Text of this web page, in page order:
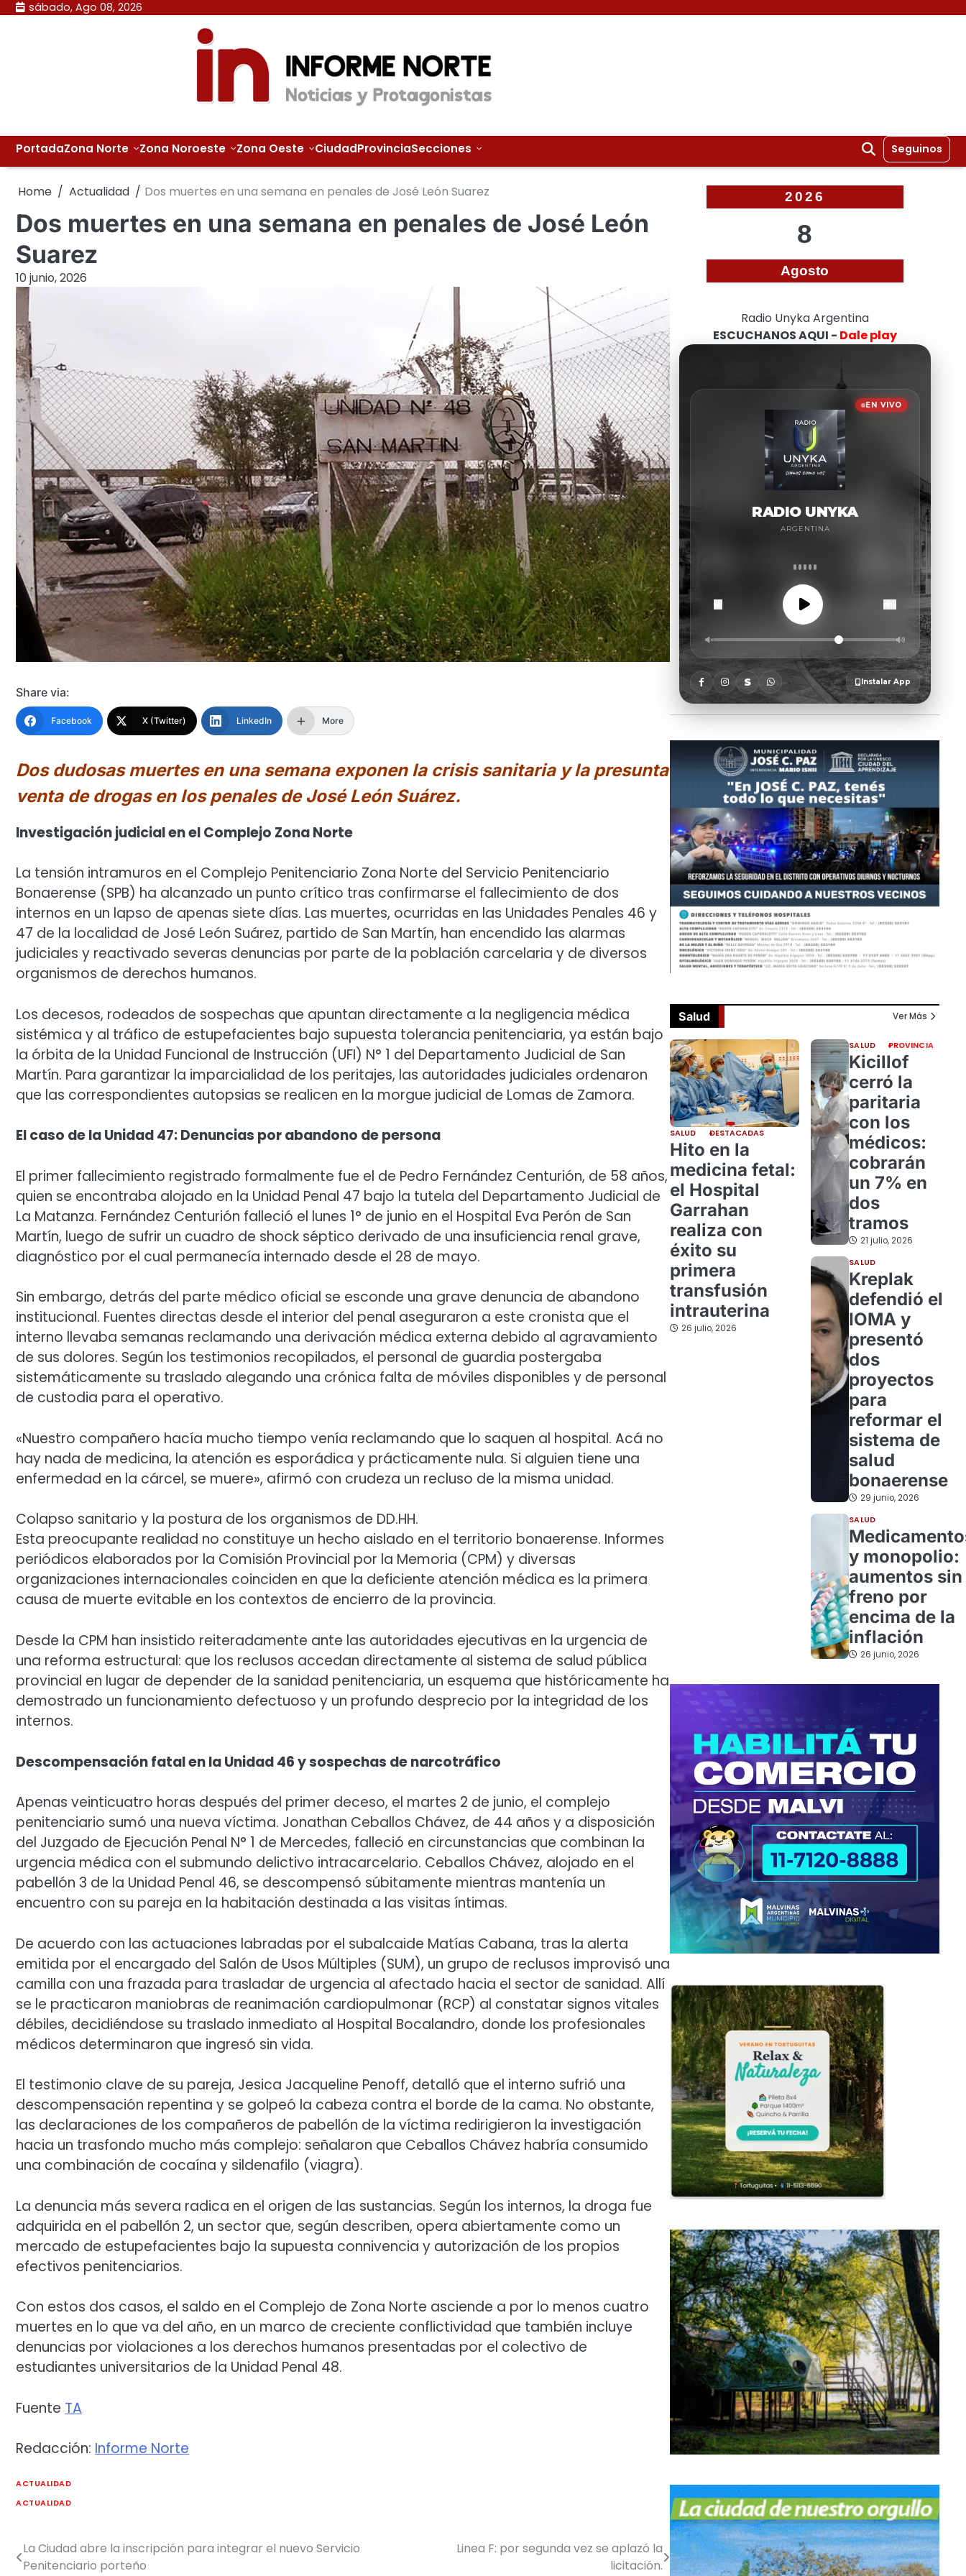
Skip sábado, Ago 08, 2026
PortadaZona Norte Zona Noroeste Zona Oeste CiudadProvinciaSecciones Seguinos
Home Actualidad Dos muertes en una semana en penales de José León Suarez
Dos muertes en una semana en penales de José León
Suarez
10 junio, 2026
Share via:
Facebook X (Twitter) LinkedIn More
Dos dudosas muertes en una semana exponen la crisis sanitaria y la presunta
venta de drogas en los penales de José León Suárez.
Investigación judicial en el Complejo Zona Norte
La tensión intramuros en el Complejo Penitenciario Zona Norte del Servicio Penitenciario
Bonaerense (SPB) ha alcanzado un punto crítico tras confirmarse el fallecimiento de dos
internos en un lapso de apenas siete días. Las muertes, ocurridas en las Unidades Penales 46 y
47 de la localidad de José León Suárez, partido de San Martín, han encendido las alarmas
judiciales y reactivado severas denuncias por parte de la población carcelaria y de diversos
organismos de derechos humanos.
Los decesos, rodeados de sospechas que apuntan directamente a la negligencia médica
sistémica y al tráfico de estupefacientes bajo supuesta tolerancia penitenciaria, ya están bajo
la órbita de la Unidad Funcional de Instrucción (UFI) N° 1 del Departamento Judicial de San
Martín. Para garantizar la imparcialidad de los peritajes, las autoridades judiciales ordenaron
que las correspondientes autopsias se realicen en la morgue judicial de Lomas de Zamora.
El caso de la Unidad 47: Denuncias por abandono de persona
El primer fallecimiento registrado formalmente fue el de Pedro Fernández Centurión, de 58 años,
quien se encontraba alojado en la Unidad Penal 47 bajo la tutela del Departamento Judicial de
La Matanza. Fernández Centurión falleció el lunes 1° de junio en el Hospital Eva Perón de San
Martín, luego de sufrir un cuadro de shock séptico derivado de una insuficiencia renal grave,
diagnóstico por el cual permanecía internado desde el 28 de mayo.
Sin embargo, detrás del parte médico oficial se esconde una grave denuncia de abandono
institucional. Fuentes directas desde el interior del penal aseguraron a este cronista que el
interno llevaba semanas reclamando una derivación médica externa debido al agravamiento
de sus dolores. Según los testimonios recopilados, el personal de guardia postergaba
sistemáticamente su traslado alegando una crónica falta de móviles disponibles y de personal
de custodia para el operativo.
«Nuestro compañero hacía mucho tiempo venía reclamando que lo saquen al hospital. Acá no
hay nada de medicina, la atención es esporádica y prácticamente nula. Si alguien tiene una
enfermedad en la cárcel, se muere», afirmó con crudeza un recluso de la misma unidad.
Colapso sanitario y la postura de los organismos de DD.HH.
Esta preocupante realidad no constituye un hecho aislado en el territorio bonaerense. Informes
periódicos elaborados por la Comisión Provincial por la Memoria (CPM) y diversas
organizaciones internacionales coinciden en que la deficiente atención médica es la primera
causa de muerte evitable en los contextos de encierro de la provincia.
Desde la CPM han insistido reiteradamente ante las autoridades ejecutivas en la urgencia de
una reforma estructural: que los reclusos accedan directamente al sistema de salud pública
provincial en lugar de depender de la sanidad penitenciaria, un esquema que históricamente ha
demostrado un funcionamiento defectuoso y un profundo desprecio por la integridad de los
internos.
Descompensación fatal en la Unidad 46 y sospechas de narcotráfico
Apenas veinticuatro horas después del primer deceso, el martes 2 de junio, el complejo
penitenciario sumó una nueva víctima. Jonathan Ceballos Chávez, de 44 años y a disposición
del Juzgado de Ejecución Penal N° 1 de Mercedes, falleció en circunstancias que combinan la
urgencia médica con el submundo delictivo intracarcelario. Ceballos Chávez, alojado en el
pabellón 3 de la Unidad Penal 46, se descompensó súbitamente mientras mantenía un
encuentro con su pareja en la habitación destinada a las visitas íntimas.
De acuerdo con las actuaciones labradas por el subalcaide Matías Cabana, tras la alerta
emitida por el encargado del Salón de Usos Múltiples (SUM), un grupo de reclusos improvisó una
camilla con una frazada para trasladar de urgencia al afectado hacia el sector de sanidad. Allí
se le practicaron maniobras de reanimación cardiopulmonar (RCP) al constatar signos vitales
débiles, decidiéndose su traslado inmediato al Hospital Bocalandro, donde los profesionales
médicos determinaron que ingresó sin vida.
El testimonio clave de su pareja, Jesica Jacqueline Penoff, detalló que el interno sufrió una
descompensación repentina y se golpeó la cabeza contra el borde de la cama. No obstante,
las declaraciones de los compañeros de pabellón de la víctima redirigieron la investigación
hacia un trasfondo mucho más complejo: señalaron que Ceballos Chávez habría consumido
una combinación de cocaína y sildenafilo (viagra).
La denuncia más severa radica en el origen de las sustancias. Según los internos, la droga fue
adquirida en el pabellón 2, un sector que, según describen, opera abiertamente como un
mercado de estupefacientes bajo la supuesta connivencia y autorización de los propios
efectivos penitenciarios.
Con estos dos casos, el saldo en el Complejo de Zona Norte asciende a por lo menos cuatro
muertes en lo que va del año, en un marco de creciente conflictividad que también incluye
denuncias por violaciones a los derechos humanos presentadas por el colectivo de
estudiantes universitarios de la Unidad Penal 48.
Fuente TA
Redacción: Informe Norte
ACTUALIDAD
ACTUALIDAD
Navegación
La Ciudad abre la inscripción para integrar el nuevo Servicio
Penitenciario porteño
Linea F: por segunda vez se aplazó la
licitación.
2026
8
Agosto
Radio Unyka Argentina
ESCUCHANOS AQUI - Dale play
Salud Ver Más
SALUD DESTACADAS
Hito en la
medicina fetal:
el Hospital
Garrahan
realiza con
éxito su
primera
transfusión
intrauterina
26 julio, 2026
SALUD PROVINCIA
Kicillof
cerró la
paritaria
con los
médicos:
cobrarán
un 7% en
dos
tramos
21 julio, 2026
SALUD
Kreplak
defendió el
IOMA y
presentó
dos
proyectos
para
reformar el
sistema de
salud
bonaerense
29 junio, 2026
SALUD
y monopolio:
aumentos sin
freno por
encima de la
inflación
26 junio, 2026